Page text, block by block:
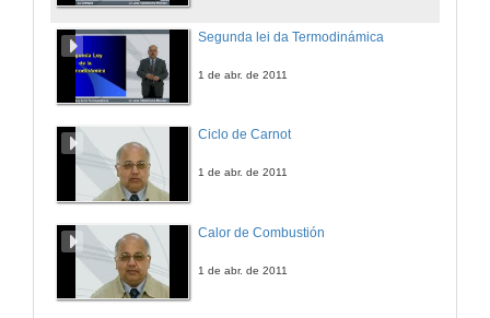
Segunda lei da Termodinámica
1 de abr. de 2011
Ciclo de Carnot
1 de abr. de 2011
Calor de Combustión
1 de abr. de 2011